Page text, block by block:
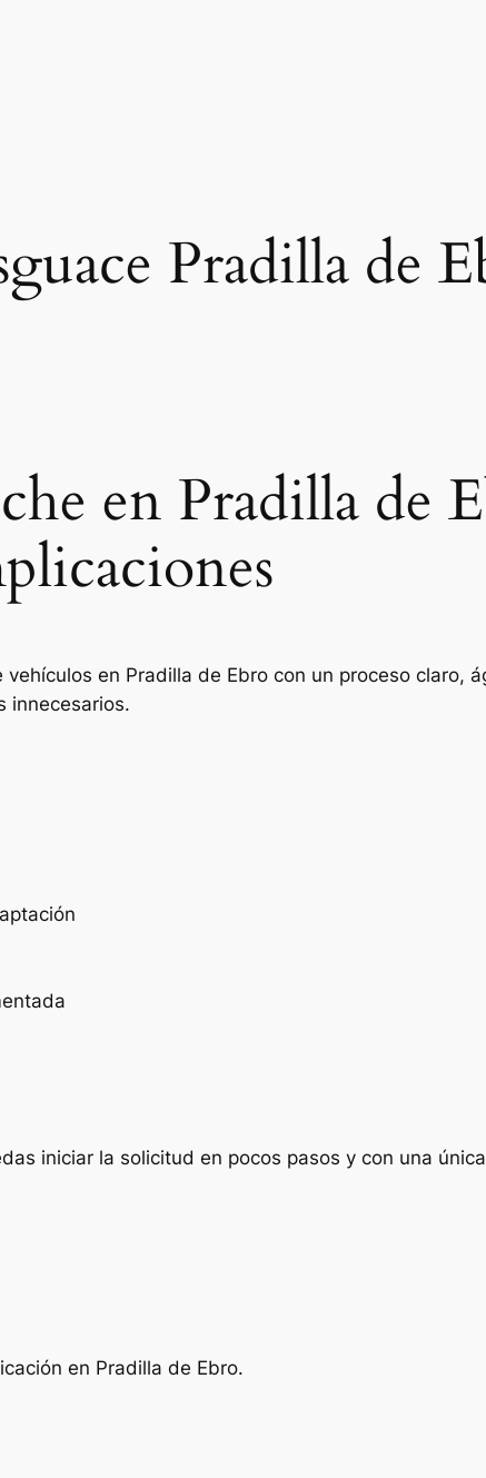
Pradilla de
en Pradilla de
en Pradilla de Ebro con un proceso claro,
innecesarios.
iniciar la solicitud en pocos pasos y con una
en Pradilla de Ebro.